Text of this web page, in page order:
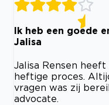
Ik heb een goede
Jalisa
Jalisa Rensen
heftige proces.
vragen was zij
advocate.